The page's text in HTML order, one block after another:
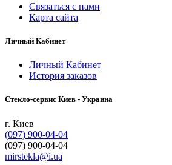
Связаться с нами
Карта сайта
Личный Кабинет
Личный Кабинет
История заказов
Cтекло-сервис Киев - Украина
г. Киев
(097) 900-04-04
(097) 900-04-04
mirstekla@i.ua